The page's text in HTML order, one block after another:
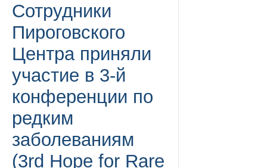
Сотрудники
Пироговского
Центра приняли
участие в 3-й
конференции по
редким
заболеваниям
(3rd Hope for Rare